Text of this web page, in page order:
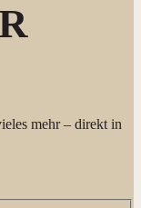
mehr – direkt in